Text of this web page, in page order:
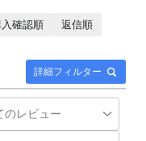
詳細フィルター
入確認順
返信順